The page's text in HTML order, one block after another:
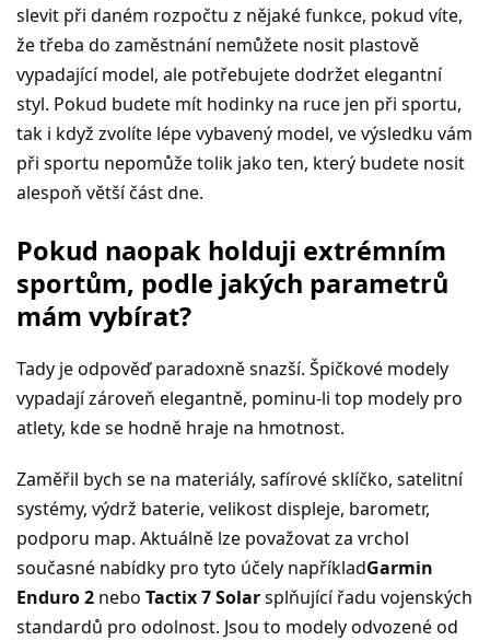
slevit při daném rozpočtu z nějaké funkce, pokud víte,
že třeba do zaměstnání nemůžete nosit plastově
vypadající model, ale potřebujete dodržet elegantní
styl. Pokud budete mít hodinky na ruce jen při sportu,
tak i když zvolíte lépe vybavený model, ve výsledku vám
při sportu nepomůže tolik jako ten, který budete nosit
alespoň větší část dne.
Pokud naopak holduji extrémním
sportům, podle jakých parametrů
mám vybírat?
Tady je odpověď paradoxně snazší. Špičkové modely
vypadají zároveň elegantně, pominu-li top modely pro
atlety, kde se hodně hraje na hmotnost.
Zaměřil bych se na materiály, safírové sklíčko, satelitní
systémy, výdrž baterie, velikost displeje, barometr,
podporu map. Aktuálně lze považovat za vrchol
současné nabídky pro tyto účely napříkladGarmin
Enduro 2 nebo Tactix 7 Solarsplňující řadu vojenských
standardů pro odolnost. Jsou to modely odvozené od